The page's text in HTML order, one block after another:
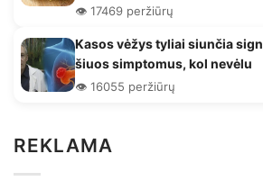
👁️ 17469 peržiūrų
Kasos vėžys tyliai siunčia
šiuos simptomus, kol nevėlu
👁️ 16055 peržiūrų
REKLAMA